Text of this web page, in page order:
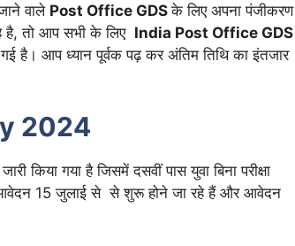
वाले Post Office GDSके लिए अपना पंजीकरण
है, तो आप सभी के लिए India Post Office GDS
है। आप ध्यान पूर्वक पढ़ कर अंतिम तिथि का इंतजार
2024
किया गया है जिसमें दसवीं पास युवा बिना परीक्षा
आवेदन 15 जुलाई से से शुरू होने जा रहे हैं और आवेदन